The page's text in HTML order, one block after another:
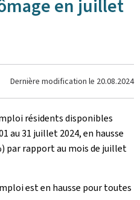
en juillet
Dernière modification le 20.08.2024
résidents disponibles
au 31 juillet 2024, en hausse
par rapport au mois de juillet
est en hausse pour toutes